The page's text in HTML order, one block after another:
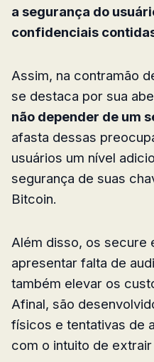
a segurança do
confidenciais
Assim, na contramão
se destaca por sua
não depender de um
afasta dessas
usuários um nível
segurança de suas
Bitcoin.
Além disso, os secure
apresentar falta de
também elevar os
Afinal, são
físicos e tentativas de
com o intuito de extrair